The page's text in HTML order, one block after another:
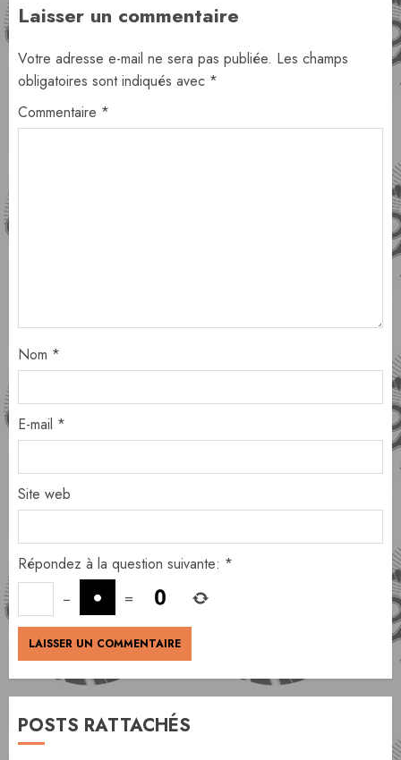
Laisser un commentaire
Votre adresse e-mail ne sera pas publiée. Les champs
obligatoires sont indiqués avec *
Commentaire *
Nom *
E-mail *
Site web
Répondez à la question suivante: *
−
=
POSTS RATTACHÉS